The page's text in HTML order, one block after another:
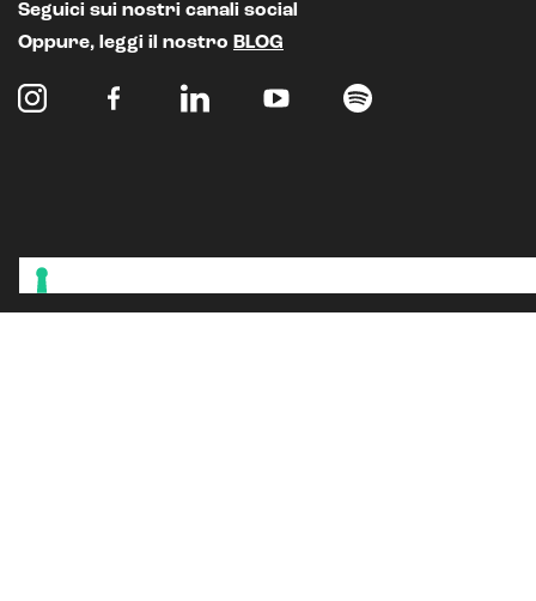
Seguici sui nostri canali social
Oppure, leggi il nostro BLOG